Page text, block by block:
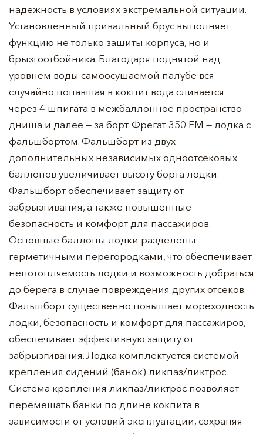
надежность в условиях экстремальной ситуации.
Установленный привальный брус выполняет
функцию не только защиты корпуса, но и
брызгоотбойника. Благодаря поднятой над
уровнем воды самоосушаемой палубе вся
случайно попавшая в кокпит вода сливается
через 4 шпигата в межбаллонное пространство
днища и далее — за борт. Фрегат 350 FM — лодка с
фальшбортом. Фальшборт из двух
дополнительных независимых одноотсековых
баллонов увеличивает высоту борта лодки.
Фальшборт обеспечивает защиту от
забрызгивания, а также повышенные
безопасность и комфорт для пассажиров.
Основные баллоны лодки разделены
герметичными перегородками, что обеспечивает
непотопляемость лодки и возможность добраться
до берега в случае повреждения других отсеков.
Фальшборт существенно повышает мореходность
лодки, безопасность и комфорт для пассажиров,
обеспечивает эффективную защиту от
забрызгивания. Лодка комплектуется системой
крепления сидений (банок) ликпаз/ликтрос.
Система крепления ликпаз/ликтрос позволяет
перемещать банки по длине кокпита в
зависимости от условий эксплуатации, сохраняя